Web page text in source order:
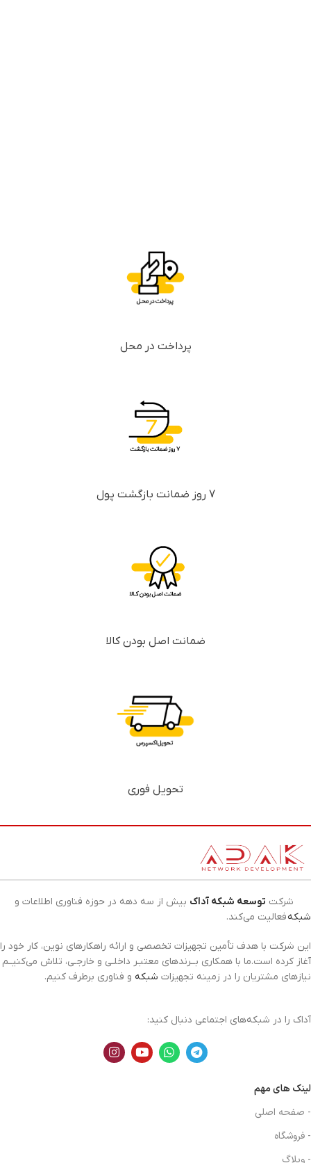
پرداخت در محل
7 روز ضمانت بازگشت پول
ضمانت اصل بودن کالا
تحویل فوری
شرکت توسعه شبکه آداک بیش از سه دهه در حوزه فناوری اطلاعات و
شبکهفعالیت می‌کند.
این شرکت با هدف تأمین تجهیزات تخصصی و ارائه راهکارهای نوین، کار خود را
آغاز کرده است.ما با همکاری بــرندهای معتبـر داخلـی و خارجـی، تلاش می‌کنیــم
نیازهای مشتریان را در زمینه تجهیزات شبکه و فناوری برطرف کنیم.
آداک را در شبکه‌های اجتماعی دنبال کنید:
لینک های مهم
- صفحه اصلی
- فروشگاه